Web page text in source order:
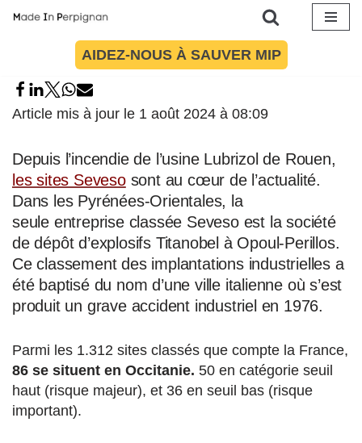
contenu
AIDEZ-NOUS À SAUVER MIP
Article mis à jour le 1 août 2024 à 08:09
Depuis l’incendie de l’usine Lubrizol de Rouen,
les sites Sevesosont au cœur de l’actualité.
Dans les Pyrénées-Orientales, la
seule entreprise classée Seveso est la société
de dépôt d’explosifs Titanobel à Opoul-Perillos.
Ce classement des implantations industrielles a
été baptisé du nom d’une ville italienne où s’est
produit un grave accident industriel en 1976.
Parmi les 1.312 sites classés que compte la France,
86 se situent en Occitanie. 50 en catégorie seuil
haut (risque majeur), et 36 en seuil bas (risque
important).